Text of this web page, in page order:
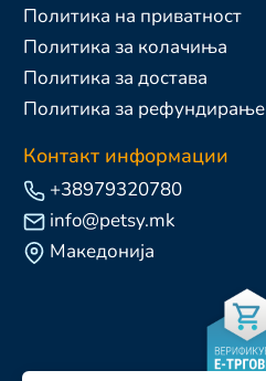
Политика на приватност
Политика за колачиња
Политика за достава
Политика за рефундирање
Контакт информации
+38979320780
info@petsy.mk
Македонија